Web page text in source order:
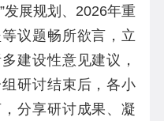
发展规划、2026年重
议题畅所欲言，立
建设性意见建议，
研讨结束后，各小
分享研讨成果、凝